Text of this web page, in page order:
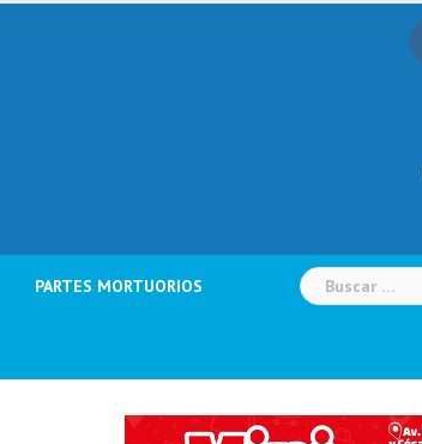
PARTES MORTUORIOS Buscar: